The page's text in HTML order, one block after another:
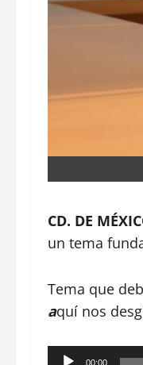
CD. DE
un tema
Tema que
aquí nos
Reproductor
00:00